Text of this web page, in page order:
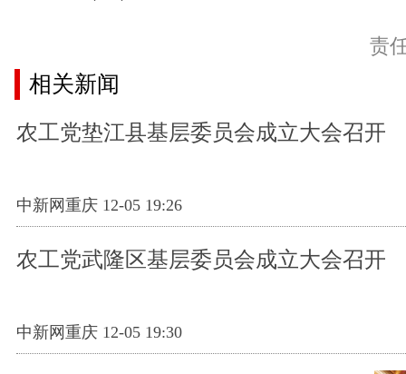
责
相关新闻
农工党垫江县基层委员会成立大会召开
中新网重庆 12-05 19:26
农工党武隆区基层委员会成立大会召开
中新网重庆 12-05 19:30